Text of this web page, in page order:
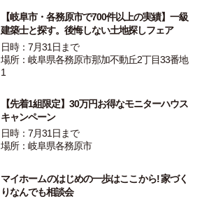
【岐阜市・各務原市で700件以上の実績】一級
建築士と探す。後悔しない土地探しフェア
日時：7月31日まで
場所：岐阜県各務原市那加不動丘2丁目33番地
1
【先着1組限定】30万円お得なモニターハウス
キャンペーン
日時：7月31日まで
場所：岐阜県各務原市
マイホームのはじめの一歩はここから! 家づく
りなんでも相談会